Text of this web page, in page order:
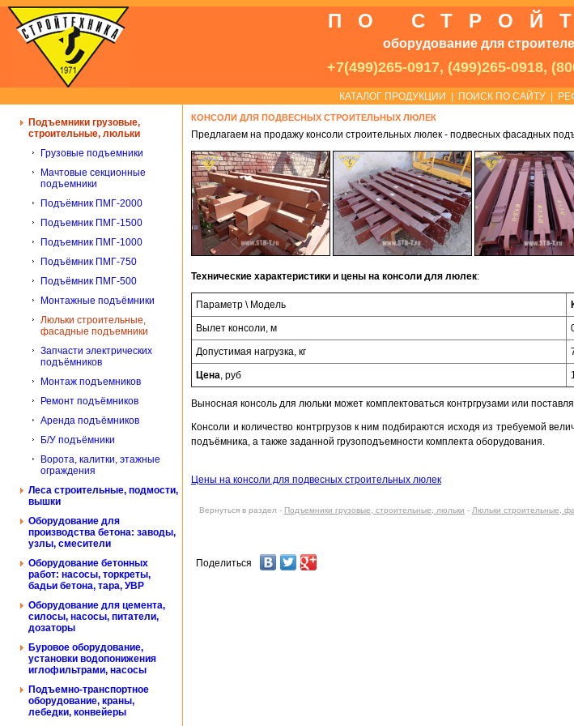
ПО
оборудование для
+7(499)265-0917, (499)265-0918,
КАТАЛОГ ПРОДУКЦИИ ПОИСК ПО САЙТУ
Подъемники грузовые,
строительные, люльки
Грузовые подъемники
Мачтовые секционные
подъемники
Подъёмник ПМГ-2000
Подъемник ПМГ-1500
Подъемник ПМГ-1000
Подъёмник ПМГ-750
Подъёмник ПМГ-500
Монтажные подъёмники
Люльки строительные,
фасадные подъемники
Запчасти электрических
подъёмников
Монтаж подъемников
Ремонт подъёмников
Аренда подъёмников
Б/У подъёмники
Ворота, калитки, этажные
ограждения
Леса строительные, подмости,
вышки
Оборудование для
производства бетона: заводы,
узлы, смесители
Оборудование бетонных
работ: насосы, торкреты,
бадьи бетона, тара, УВР
Оборудование для цемента,
силосы, насосы, питатели,
дозаторы
Буровое оборудование,
установки водопонижения
иглофильтрами, насосы
Подъемно-транспортное
оборудование, краны,
лебедки, конвейеры
КОНСОЛИ ДЛЯ ПОДВЕСНЫХ СТРОИТЕЛЬНЫХ ЛЮЛЕК
Предлагаем на продажу консоли строительных люлек - подвесных фасадных
Технические характеристики и цены на консоли для люлек:
Параметр \ Модель
Вылет консоли, м
Допустимая нагрузка, кг
Цена , руб
Выносная консоль для люльки может комплектоваться контргрузами или
Консоли и количество контргрузов к ним подбираются исходя из требуемой
подъёмника, а также заданной грузоподъемности комплекта оборудования.
Цены на консоли для подвесных строительных люлек
Вернуться в раздел - Подъемники грузовые, строительные, люльки - Люльки строительные,
Поделиться